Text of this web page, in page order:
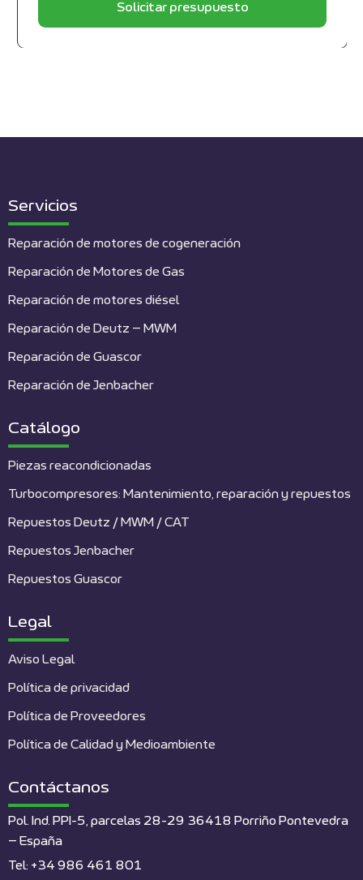
Solicitar presupuesto
Servicios
Reparación de motores de cogeneración
Reparación de Motores de Gas
Reparación de motores diésel
Reparación de Deutz – MWM
Reparación de Guascor
Reparación de Jenbacher
Catálogo
Piezas reacondicionadas
Turbocompresores: Mantenimiento, reparación y repuestos
Repuestos Deutz / MWM / CAT
Repuestos Jenbacher
Repuestos Guascor
Legal
Aviso Legal
Política de privacidad
Política de Proveedores
Política de Calidad y Medioambiente
Contáctanos
Pol. Ind. PPI-5, parcelas 28-29 36418 Porriño Pontevedra
– España
Tel: +34 986 461 801